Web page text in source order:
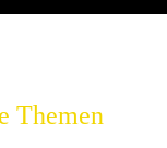
Themen